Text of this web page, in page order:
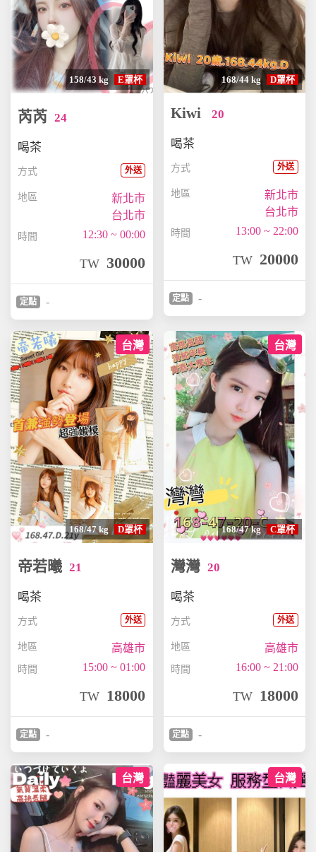
158/43 kg E罩杯
芮芮24
喝茶
方式 外送
地區
新北市
台北市
時間 12:30 ~ 00:00
TW 30000
定點 -
168/44 kg D罩杯
Kiwi 20
喝茶
方式 外送
地區
新北市
台北市
時間 13:00 ~ 22:00
TW 20000
定點 -
台灣
168/47 kg D罩杯
帝若曦21
喝茶
方式 外送
地區 高雄市
時間 15:00 ~ 01:00
TW 18000
定點 -
台灣
168/47 kg C罩杯
灣灣 20
喝茶
方式 外送
地區 高雄市
時間 16:00 ~ 21:00
TW 18000
定點 -
台灣 台灣